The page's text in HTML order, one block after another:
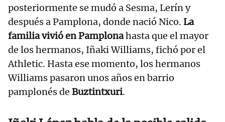
posteriormente se mudó a Sesma, Lerín y
después a Pamplona, donde nació Nico. La
familia vivió en Pamplonahasta que el mayor
de los hermanos, Iñaki Williams, fichó por el
Athletic. Hasta ese momento, los hermanos
Williams pasaron unos años en barrio
pamplonés de Buztintxuri.